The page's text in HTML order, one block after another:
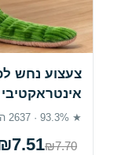
צעצוע נחש
★ 93.3% · 2637 הזמנות
₪7.70